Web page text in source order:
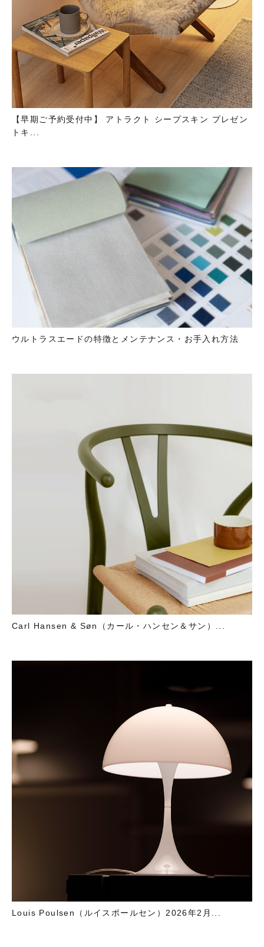
【早期ご予約受付中】 アトラクト シープスキン プレゼン
トキ...
ウルトラスエードの特徴とメンテナンス・お手入れ方法
Carl Hansen & Søn（カール・ハンセン＆サン）...
Louis Poulsen（ルイスポールセン）2026年2月...